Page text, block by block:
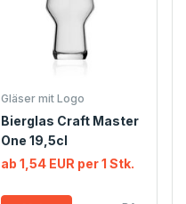
Gläser mit Logo
Bierglas Craft Master
One 19,5cl
ab 1,54 EUR per 1 Stk.